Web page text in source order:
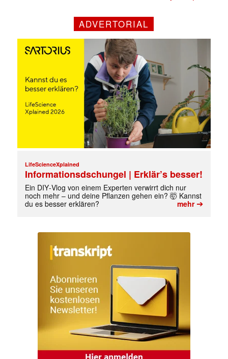
✕
ADVERTORIAL
LifeScienceXplained
Informationsdschungel | Erklär’s besser!
Ein DIY‑Vlog von einem Experten verwirrt dich nur
noch mehr – und deine Pflanzen gehen ein? 🤯 Kannst
du es besser erklären?
mehr➔